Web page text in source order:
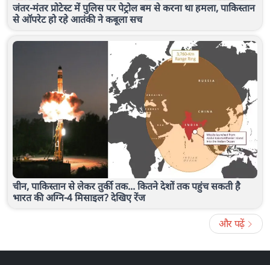
जंतर-मंतर प्रोटेस्ट में पुलिस पर पेट्रोल बम से करना था हमला, पाकिस्तान
से ऑपरेट हो रहे आतंकी ने कबूला सच
चीन, पाकिस्तान से लेकर तुर्की तक... कितने देशों तक पहुंच सकती है
भारत की अग्नि-4 मिसाइल? देखिए रेंज
और पढ़ें